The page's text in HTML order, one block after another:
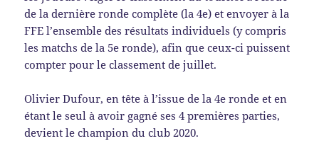
de la dernière ronde complète (la 4e) et envoyer à la
FFE l’ensemble des résultats individuels (y compris
les matchs de la 5e ronde), afin que ceux-ci puissent
compter pour le classement de juillet.
Olivier Dufour, en tête à l’issue de la 4e ronde et en
étant le seul à avoir gagné ses 4 premières parties,
devient le champion du club 2020.